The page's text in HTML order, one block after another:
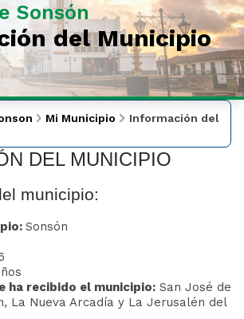
Sonsón
del Municipio
Mi Municipio
Información del
DEL MUNICIPIO
municipio:
Sonsón
ha recibido el municipio: San José de
La Nueva Arcadía y La Jerusalén del